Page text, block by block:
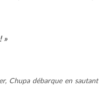
»
Chupa débarque en sautant